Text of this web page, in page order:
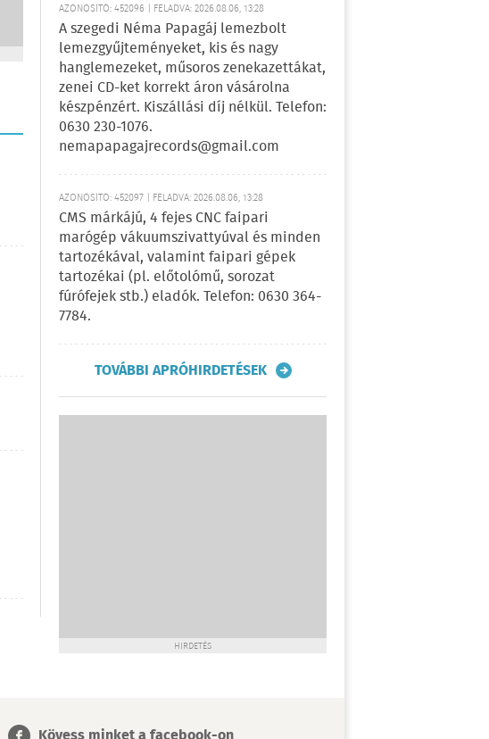
AZONOSÍTÓ: 452096 | FELADVA: 2026.08.06, 13:28
A szegedi Néma Papagáj lemezbolt
lemezgyűjteményeket, kis és nagy
hanglemezeket, műsoros zenekazettákat,
zenei CD-ket korrekt áron vásárolna
készpénzért. Kiszállási díj nélkül. Telefon:
0630 230-1076.
nemapapagajrecords@gmail.com
AZONOSÍTÓ: 452097 | FELADVA: 2026.08.06, 13:28
CMS márkájú, 4 fejes CNC faipari
marógép vákuumszivattyúval és minden
tartozékával, valamint faipari gépek
tartozékai (pl. előtolómű, sorozat
fúrófejek stb.) eladók. Telefon: 0630 364-
7784.
TOVÁBBI APRÓHIRDETÉSEK
HIRDETÉS